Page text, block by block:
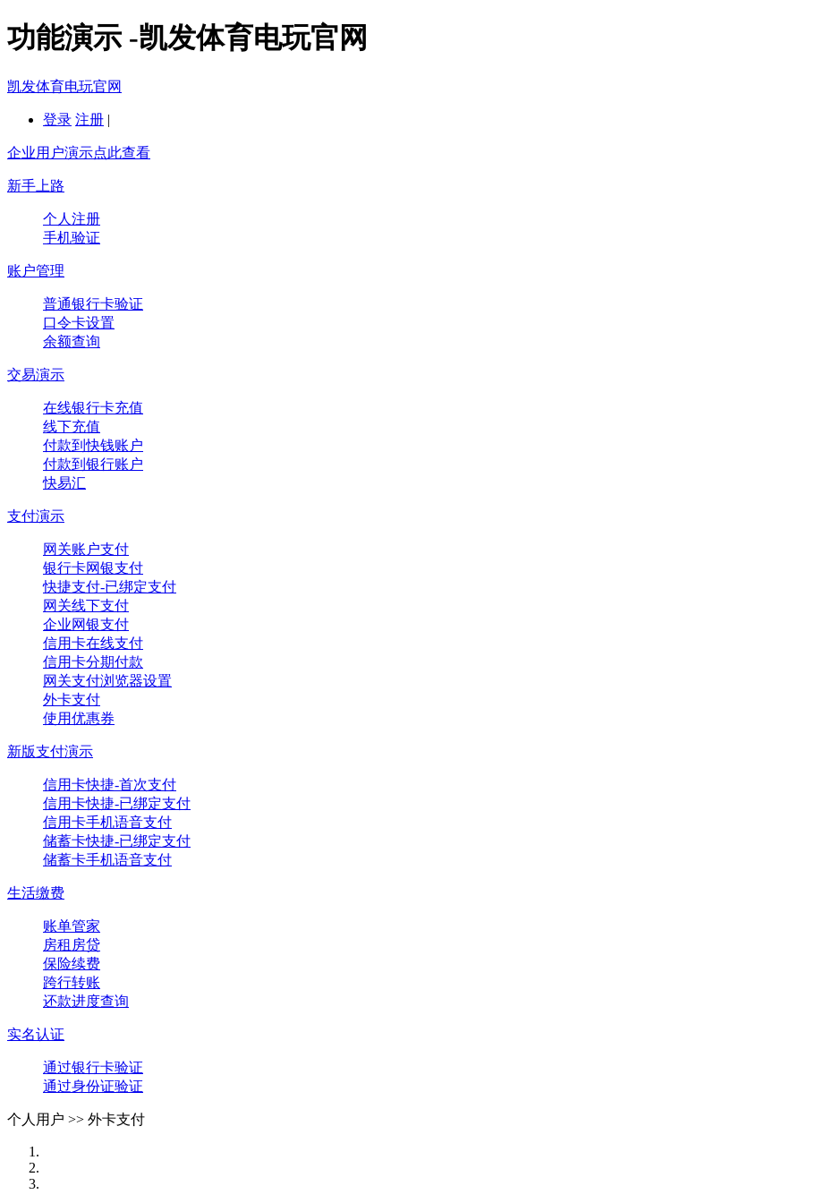
功能演示 -凯发体育电玩官网
凯发体育电玩官网
登录 注册 |
企业用户演示点此查看
新手上路
个人注册
手机验证
账户管理
普通银行卡验证
口令卡设置
余额查询
交易演示
在线银行卡充值
线下充值
付款到快钱账户
付款到银行账户
快易汇
支付演示
网关账户支付
银行卡网银支付
快捷支付-已绑定支付
网关线下支付
企业网银支付
信用卡在线支付
信用卡分期付款
网关支付浏览器设置
外卡支付
使用优惠券
新版支付演示
信用卡快捷-首次支付
信用卡快捷-已绑定支付
信用卡手机语音支付
储蓄卡快捷-已绑定支付
储蓄卡手机语音支付
生活缴费
账单管家
房租房贷
保险续费
跨行转账
还款进度查询
实名认证
通过银行卡验证
通过身份证验证
个人用户 >> 外卡支付